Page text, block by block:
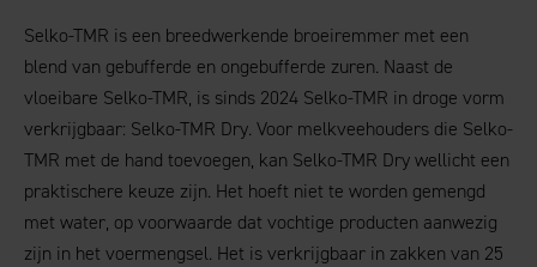
Selko-TMR is een breedwerkende broeiremmer met een
blend van gebufferde en ongebufferde zuren. Naast de
vloeibare Selko-TMR, is sinds 2024 Selko-TMR in droge vorm
verkrijgbaar: Selko-TMR Dry. Voor melkveehouders die Selko-
TMR met de hand toevoegen, kan Selko-TMR Dry wellicht een
praktischere keuze zijn. Het hoeft niet te worden gemengd
met water, op voorwaarde dat vochtige producten aanwezig
zijn in het voermengsel. Het is verkrijgbaar in zakken van 25